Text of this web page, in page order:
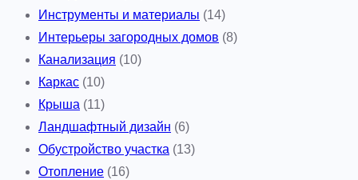
Инструменты и материалы (14)
Интерьеры загородных домов (8)
Канализация (10)
Каркас (10)
Крыша (11)
Ландшафтный дизайн (6)
Обустройство участка (13)
Отопление (16)